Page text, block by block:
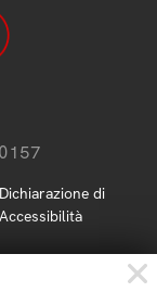
Dichiarazione di
Accessibilità